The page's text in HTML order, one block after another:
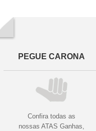
PEGUE CARONA
Confira todas as
nossas ATAS Ganhas,